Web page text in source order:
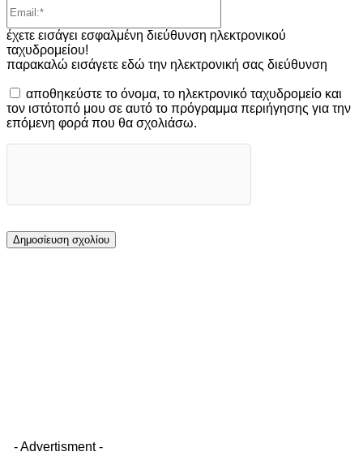
έχετε εισάγει εσφαλμένη διεύθυνση ηλεκτρονικού
ταχυδρομείου!
παρακαλώ εισάγετε εδώ την ηλεκτρονική σας διεύθυνση
αποθηκεύστε το όνομα, το ηλεκτρονικό ταχυδρομείο και
τον ιστότοπό μου σε αυτό το πρόγραμμα περιήγησης για την
επόμενη φορά που θα σχολιάσω.
- Advertisment -